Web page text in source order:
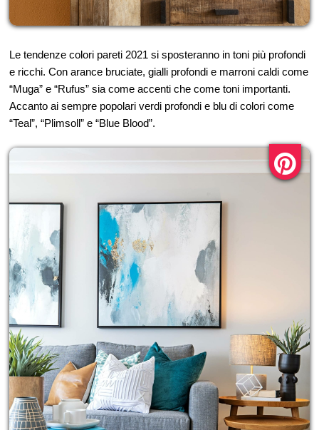
Le tendenze colori pareti 2021 si sposteranno in toni più profondi
e ricchi. Con arance bruciate, gialli profondi e marroni caldi come
“Muga” e “Rufus” sia come accenti che come toni importanti.
Accanto ai sempre popolari verdi profondi e blu di colori come
“Teal”, “Plimsoll” e “Blue Blood”.